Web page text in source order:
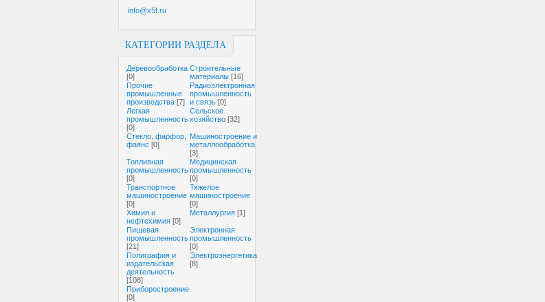
info@x5f.ru
КАТЕГОРИИ РАЗДЕЛА
Деревообработка
[0]
Строительные
материалы [16]
Прочие
промышленные
производства [7]
Радиоэлектронная
промышленность
и связь [0]
Легкая
промышленность
[0]
Сельское
хозяйство [32]
Стекло, фарфор,
фаянс [0]
Машиностроение и
металлообработка
[3]
Топливная
промышленность
[0]
Медицинская
промышленность
[0]
Транспортное
машиностроение
[0]
Тяжелое
машиностроение
[0]
Химия и
нефтехимия [0]
Металлургия [1]
Пищевая
промышленность
[21]
Электронная
промышленность
[0]
Полиграфия и
издательская
деятельность
[108]
Электроэнергетика
[8]
Приборостроение
[0]